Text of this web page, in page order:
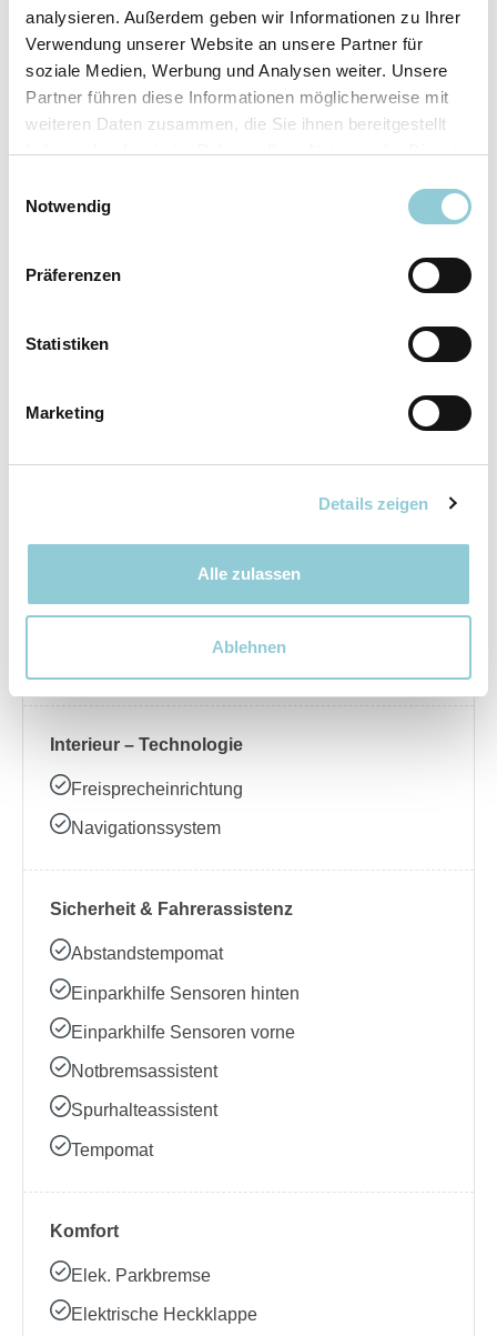
analysieren. Außerdem geben wir Informationen zu Ihrer
Verwendung unserer Website an unsere Partner für
soziale Medien, Werbung und Analysen weiter. Unsere
Partner führen diese Informationen möglicherweise mit
weiteren Daten zusammen, die Sie ihnen bereitgestellt
haben oder die sie im Rahmen Ihrer Nutzung der Dienste
Notwendig
Präferenzen
Statistiken
Marketing
Details zeigen
Alle zulassen
Ablehnen
Ausstattungslinie
N Line
Verfügbar ab
sofort
Fahrzeugkategorie
SUV/​Geländewagen/​
Pickup
110 kW (150 PS)
Ausstattung
Exterieur
Dachreling
Interieur – Komfort
Beheizbares Lenkrad
Interieur – Technologie
Freisprecheinrichtung
Navigationssystem
Sicherheit & Fahrerassistenz
Abstandstempomat
Einparkhilfe Sensoren hinten
Einparkhilfe Sensoren vorne
Notbremsassistent
Spurhalteassistent
Tempomat
Komfort
Elek. Parkbremse
Elektrische Heckklappe